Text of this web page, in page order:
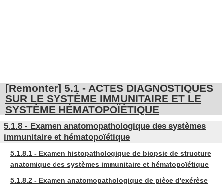
[Remonter] 5.1 - ACTES DIAGNOSTIQUES
SUR LE SYSTÈME IMMUNITAIRE ET LE
SYSTÈME HÉMATOPOÏÉTIQUE
5.1.8 - Examen anatomopathologique des systèmes
immunitaire et hématopoïétique
5.1.8.1 - Examen histopathologique de biopsie de structure
anatomique des systèmes immunitaire et hématopoïétique
5.1.8.2 - Examen anatomopathologique de pièce d'exérèse